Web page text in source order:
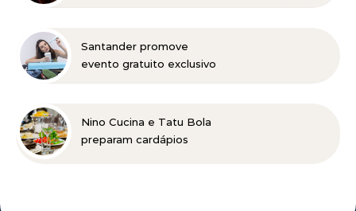
setembro
Santander promove
evento gratuito exclusivo
Horizonte
Nino Cucina e Tatu Bola
preparam cardápios